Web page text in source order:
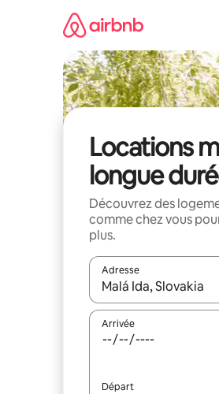
Locations
longue
Découvrez des
comme chez vous
plus.
Adresse
Lorsque les résultats
Arrivée
Départ